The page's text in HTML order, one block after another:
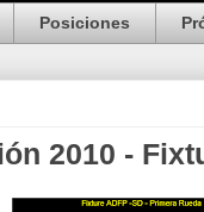
Posiciones
2010 -